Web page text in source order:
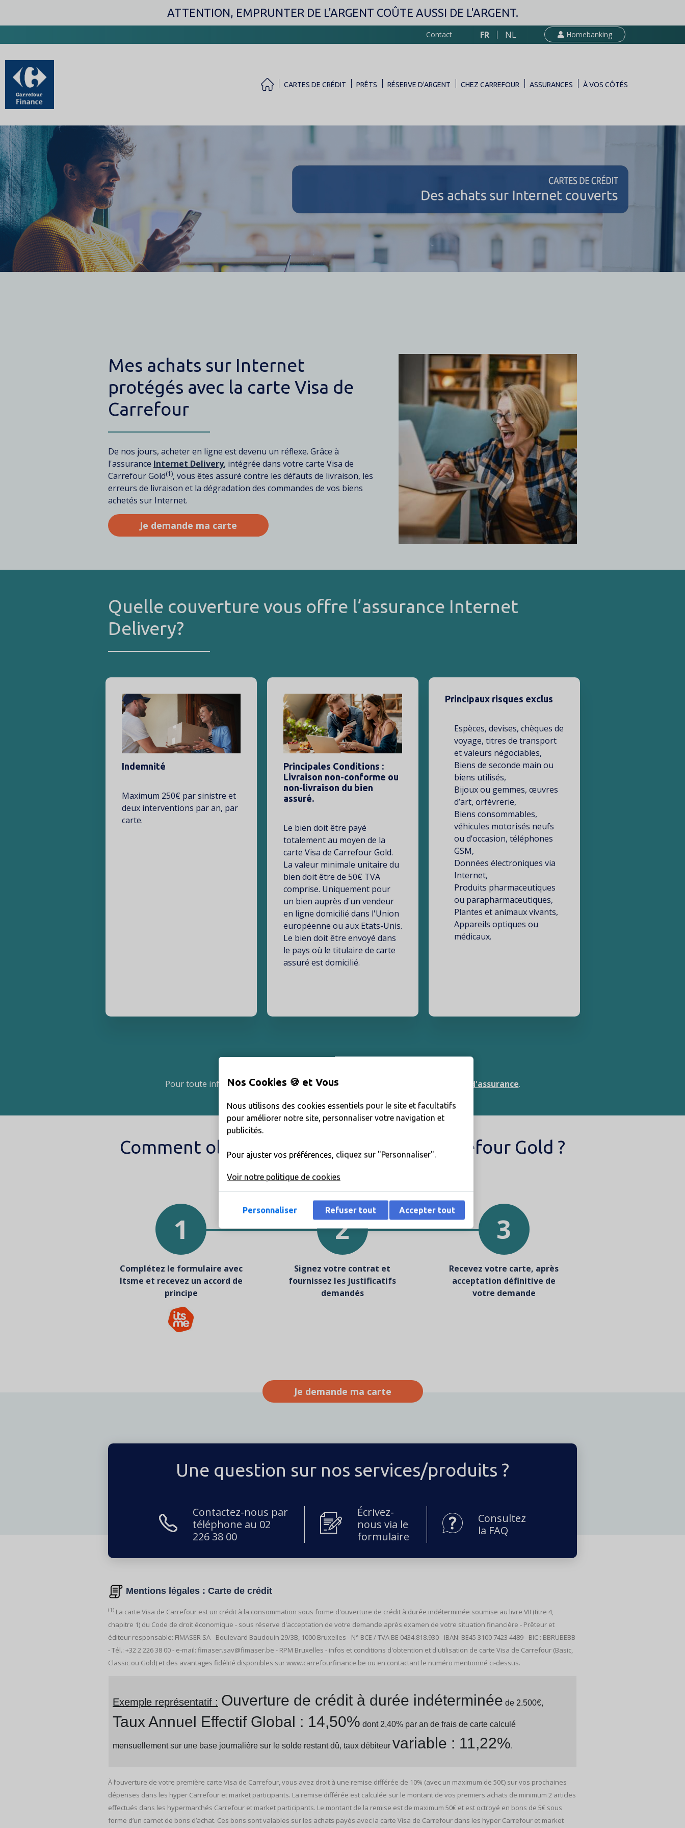
au
ATTENTION, EMPRUNTER DE L'ARGENT COÛTE AUSSI DE L'ARGENT.
Contact FR NL Homebanking
CARTES DE CRÉDIT PRÊTS RÉSERVE D'ARGENT CHEZ CARREFOUR ASSURANCES À VOS CÔTÉS
Mes achats sur Internet
protégés avec la carte Visa de
Carrefour
Texte
De nos jours, acheter en ligne est devenu un réflexe. Grâce à
l'assurance Internet Delivery, intégrée dans votre carte Visa de
Carrefour Gold(1), vous êtes assuré contre les défauts de livraison, les
erreurs de livraison et la dégradation des commandes de vos biens
achetés sur Internet.
Je demande ma carte
Quelle couverture vous offre l’assurance Internet
Delivery?
Image
Indemnité
Texte
Maximum 250€ par sinistre et
deux interventions par an, par
carte.
Image
Principales Conditions :
Livraison non-conforme ou
non-livraison du bien
assuré.
Texte
Le bien doit être payé
totalement au moyen de la
carte Visa de Carrefour Gold.
La valeur minimale unitaire du
bien doit être de 50€ TVA
comprise. Uniquement pour
un bien auprès d'un vendeur
en ligne domicilié dans l'Union
européenne ou aux Etats-Unis.
Le bien doit être envoyé dans
le pays où le titulaire de carte
assuré est domicilié.
Principaux risques exclus
Texte
Espèces, devises, chèques de
voyage, titres de transport
et valeurs négociables,
Biens de seconde main ou
biens utilisés,
Bijoux ou gemmes, œuvres
d’art, orfèvrerie,
Biens consommables,
véhicules motorisés neufs
ou d’occasion, téléphones
GSM,
Données électroniques via
Internet,
Produits pharmaceutiques
ou parapharmaceutiques,
Plantes et animaux vivants,
Appareils optiques ou
médicaux.
Pour toute information complémentaire, veuillez lire les Conditions générales d'assurance.
Comment obtenir votre carte Visa de Carrefour Gold ?
1
Complétez le formulaire avec
Itsme et recevez un accord de
principe
2
Signez votre contrat et
fournissez les justificatifs
demandés
3
Recevez votre carte, après
acceptation définitive de
votre demande
Je demande ma carte
Une question sur nos services/produits ?
Contactez-nous par
téléphone au 02
226 38 00
Écrivez-
nous via le
formulaire
Consultez
la FAQ
Mentions légales : Carte de crédit
(1) La carte Visa de Carrefour est un crédit à la consommation sous forme d'ouverture de crédit à durée indéterminée soumise au livre VII (titre 4,
chapitre 1) du Code de droit économique - sous réserve d'acceptation de votre demande après examen de votre situation financière - Prêteur et
éditeur responsable: FIMASER SA - Boulevard Baudouin 29/3B, 1000 Bruxelles - N° BCE / TVA BE 0434.818.930 - IBAN: BE45 3100 7423 4489 - BIC : BBRUBEBB
- Tél.: +32 2 226 38 00 - e-mail: fimaser.sav@fimaser.be - RPM Bruxelles - infos et conditions d'obtention et d'utilisation de carte Visa de Carrefour (Basic,
Classic ou Gold) et des avantages fidélité disponibles sur www.carrefourfinance.be ou en contactant le numéro mentionné ci-dessus.
Exemple représentatif : Ouverture de crédit à durée indéterminée de 2.500€,
Taux Annuel Effectif Global : 14,50% dont 2,40% par an de frais de carte calculé
mensuellement sur une base journalière sur le solde restant dû, taux débiteur variable : 11,22%.
À l’ouverture de votre première carte Visa de Carrefour, vous avez droit à une remise différée de 10% (avec un maximum de 50€) sur vos prochaines
dépenses dans les hyper Carrefour et market participants. La remise différée est calculée sur le montant de vos premiers achats de minimum 2 articles
effectués dans les hypermarchés Carrefour et market participants. Le montant de la remise est de maximum 50€ et est octroyé en bons de 5€ sous
forme d’un carnet de bons d’achat. Ces bons sont valables sur les achats payés avec la carte Visa de Carrefour dans les hyper Carrefour et market
Nos Cookies 🍪 et Vous
Nous utilisons des cookies essentiels pour le site et facultatifs
pour améliorer notre site, personnaliser votre navigation et
publicités.
Pour ajuster vos préférences, cliquez sur "Personnaliser".
Voir notre politique de cookies
Refuser tout Accepter tout
Personnaliser